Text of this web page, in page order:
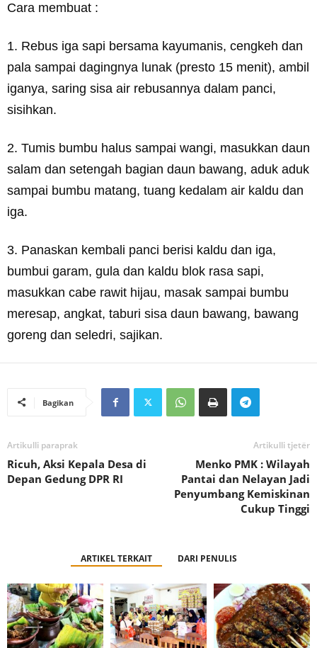
Cara membuat :
1. Rebus iga sapi bersama kayumanis, cengkeh dan
pala sampai dagingnya lunak (presto 15 menit), ambil
iganya, saring sisa air rebusannya dalam panci,
sisihkan.
2. Tumis bumbu halus sampai wangi, masukkan daun
salam dan setengah bagian daun bawang, aduk aduk
sampai bumbu matang, tuang kedalam air kaldu dan
iga.
3. Panaskan kembali panci berisi kaldu dan iga,
bumbui garam, gula dan kaldu blok rasa sapi,
masukkan cabe rawit hijau, masak sampai bumbu
meresap, angkat, taburi sisa daun bawang, bawang
goreng dan seledri, sajikan.
Bagikan
Artikulli paraprak
Ricuh, Aksi Kepala Desa di
Depan Gedung DPR RI
Artikulli tjetër
Menko PMK : Wilayah
Pantai dan Nelayan Jadi
Penyumbang Kemiskinan
Cukup Tinggi
ARTIKEL TERKAIT DARI PENULIS